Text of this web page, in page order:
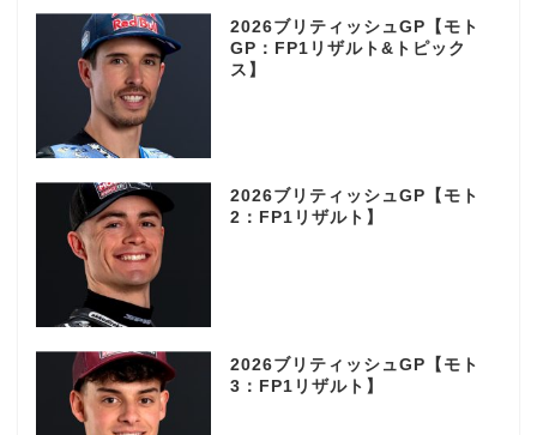
2026ブリティッシュGP【モト
GP：FP1リザルト&トピック
ス】
2026ブリティッシュGP【モト
2：FP1リザルト】
2026ブリティッシュGP【モト
3：FP1リザルト】